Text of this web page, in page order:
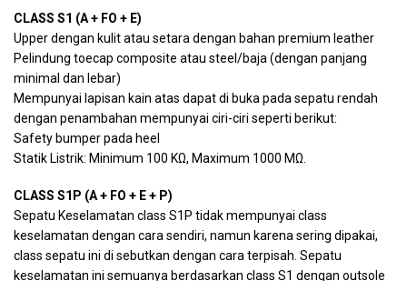
CLASS S1 (A + FO + E)
Upper dengan kulit atau setara dengan bahan premium leather
Pelindung toecap composite atau steel/baja (dengan panjang
minimal dan lebar)
Mempunyai lapisan kain atas dapat di buka pada sepatu rendah
dengan penambahan mempunyai ciri-ciri seperti berikut:
Safety bumper pada heel
Statik Listrik: Minimum 100 KΩ, Maximum 1000 MΩ.
CLASS S1P (A + FO + E + P)
Sepatu Keselamatan class S1P tidak mempunyai class
keselamatan dengan cara sendiri, namun karena sering dipakai,
class sepatu ini di sebutkan dengan cara terpisah. Sepatu
keselamatan ini semuanya berdasarkan class S1 dengan outsole